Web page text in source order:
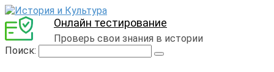
Онлайн тестирование
Проверь свои знания в истории
Поиск: